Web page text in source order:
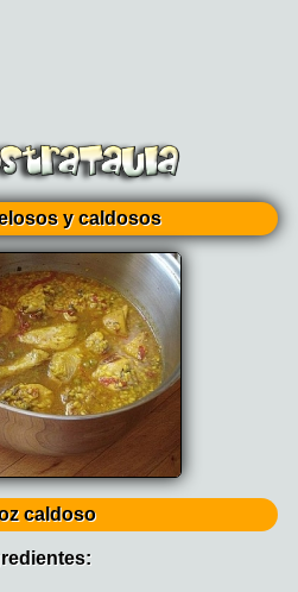
y caldosos
caldoso